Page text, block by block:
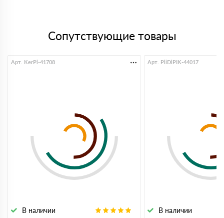
Сопутствующие товары
В наличии
Арт. KerPl-41708
В наличии
Арт. PliDlPIK-44017